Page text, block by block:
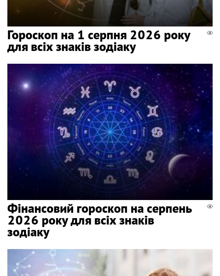
Гороскоп на 1 серпня 2026 року
для всіх знаків зодіаку
Фінансовий гороскоп на серпень
2026 року для всіх знаків
зодіаку